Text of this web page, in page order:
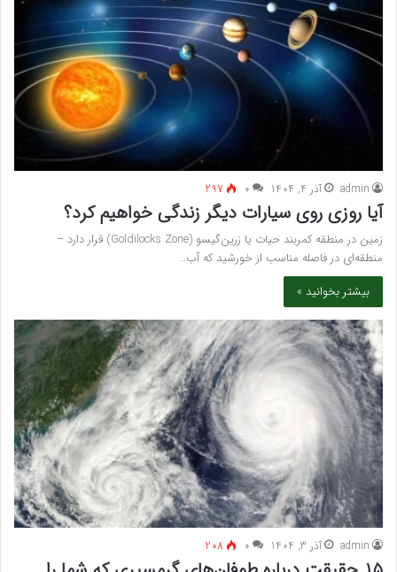
admin آذر 4, 1404 ۰ 297
آیا روزی روی سیارات دیگر زندگی خواهیم کرد؟
زمین در منطقه کمربند حیات یا زرین‌گیسو (Goldilocks Zone) قرار دارد –
منطقه‌ای در فاصله مناسب از خورشید که آب…
بیشتر بخوانید »
admin آذر 3, 1404 ۰ 208